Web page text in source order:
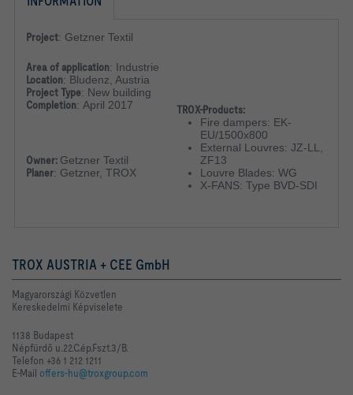
Project: Getzner Textil
Area of application: Industrie
Location: Bludenz, Austria
Project Type: New building
Completion: April 2017
Owner: Getzner Textil
Planer: Getzner, TROX
TROX-Products:
Fire dampers: EK-
EU/1500x800
External Louvres: JZ-LL,
ZF13
Louvre Blades: WG
X-FANS: Type BVD-SDI
TROX AUSTRIA + CEE GmbH
Magyarországi Közvetlen
Kereskedelmi Képviselete
1138 Budapest
Népfürdő u.22.C.ép.Fszt.3/B.
Telefon +36 1 212 1211
E-Mail offers-hu@troxgroup.com